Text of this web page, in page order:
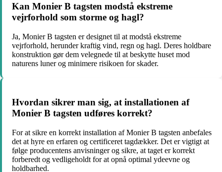
Kan Monier B tagsten modstå ekstreme
vejrforhold som storme og hagl?
Ja, Monier B tagsten er designet til at modstå ekstreme
vejrforhold, herunder kraftig vind, regn og hagl. Deres holdbare
konstruktion gør dem velegnede til at beskytte huset mod
naturens luner og minimere risikoen for skader.
Hvordan sikrer man sig, at installationen af
Monier B tagsten udføres korrekt?
For at sikre en korrekt installation af Monier B tagsten anbefales
det at hyre en erfaren og certificeret tagdækker. Det er vigtigt at
følge producentens anvisninger og sikre, at taget er korrekt
forberedt og vedligeholdt for at opnå optimal ydeevne og
holdbarhed.